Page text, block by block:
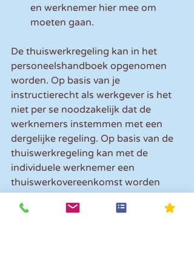
en werknemer hier mee om
moeten gaan.
De thuiswerkregeling kan in het
personeelshandboek opgenomen
worden. Op basis van je
instructierecht als werkgever is het
niet per se noodzakelijk dat de
werknemers instemmen met een
dergelijke regeling. Op basis van de
thuiswerkregeling kan met de
individuele werknemer een
thuiswerkovereenkomst worden
afgesloten.